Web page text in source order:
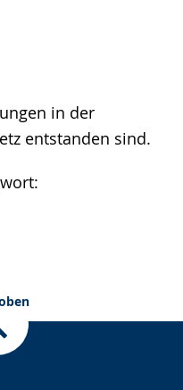
in der
entstanden sind.